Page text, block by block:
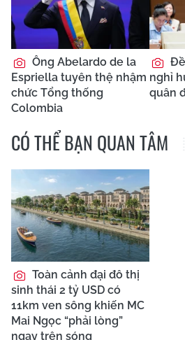
Ông Abelardo de la
Espriella tuyên thệ nhậm
chức Tổng thống
Colombia
nghỉ
quân
CÓ THỂ BẠN QUAN TÂM
Toàn cảnh đại đô thị
sinh thái 2 tỷ USD có
11km ven sông khiến MC
Mai Ngọc “phải lòng”
ngay trên sóng